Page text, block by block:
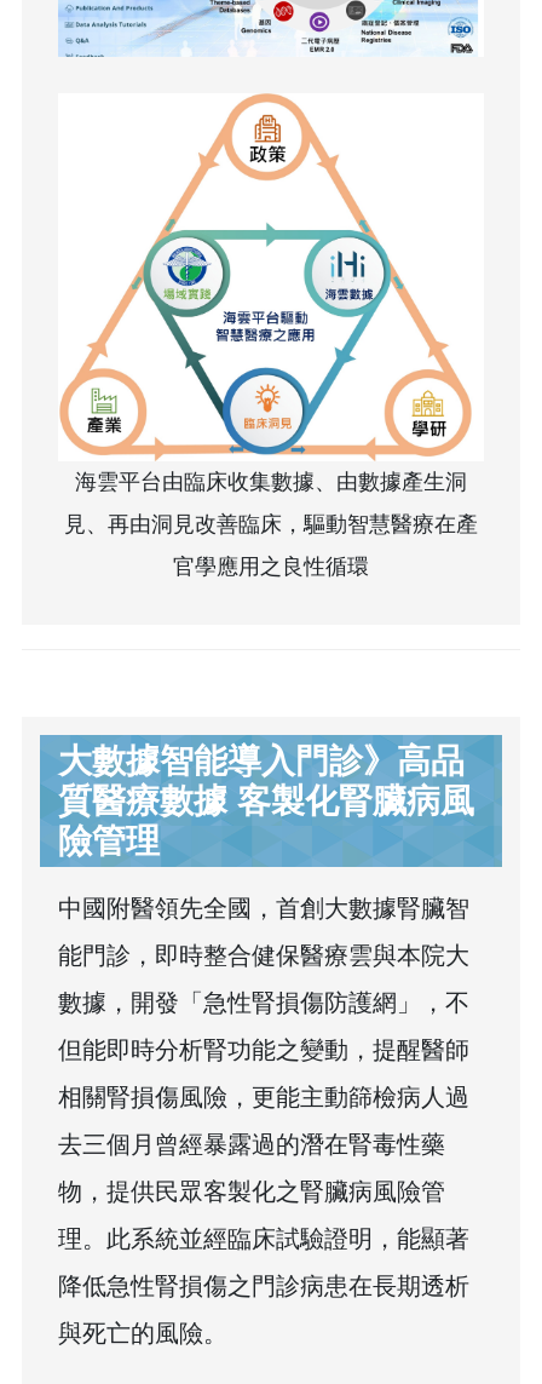
海雲平台由臨床收集數據、由數據產生洞
見、再由洞見改善臨床，驅動智慧醫療在產
官學應用之良性循環
大數據智能導入門診》高品
質醫療數據 客製化腎臟病風
險管理
中國附醫領先全國，首創大數據腎臟智
能門診，即時整合健保醫療雲與本院大
數據，開發「急性腎損傷防護網」，不
但能即時分析腎功能之變動，提醒醫師
相關腎損傷風險，更能主動篩檢病人過
去三個月曾經暴露過的潛在腎毒性藥
物，提供民眾客製化之腎臟病風險管
理。此系統並經臨床試驗證明，能顯著
降低急性腎損傷之門診病患在長期透析
與死亡的風險。